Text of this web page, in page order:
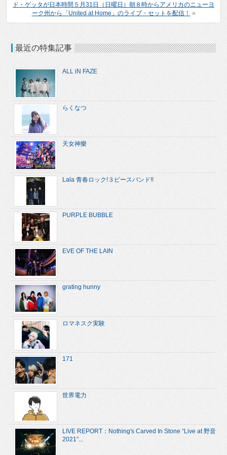
ド・ゲッタが日本時間５月31日（日曜日）朝８時からアメリカのニューヨ
ーク州から「United at Home」のライブ・セットを配信！ »
最近の特集記事
ALL iN FAZE
らくなつ
天女神樂
Lala 青春ロック!３ピースバンド!!
PURPLE BUBBLE
EVE OF THE LAIN
grating hunny
ロマネスク実験
171
世界電力
LIVE REPORT：Nothing's Carved In Stone “Live at 野音
2021”...